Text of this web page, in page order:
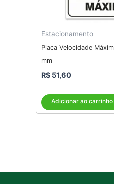
Estacionamento
Placa Velocidade
mm
R$ 51,60
Adicionar ao carrinho